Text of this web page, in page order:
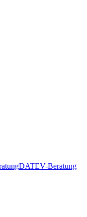
DATEV-Beratung